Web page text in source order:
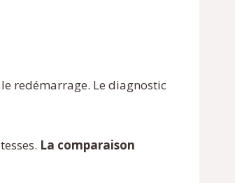
redémarrage. Le diagnostic
La comparaison